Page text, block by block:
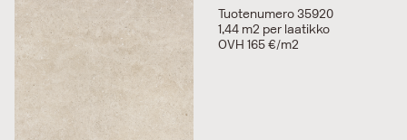
Tuotenumero 35920
1,44 m2 per laatikko
OVH 165 €/m2